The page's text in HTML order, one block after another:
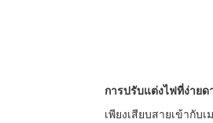
การปรับแต่งไฟที่ง่ายด
เพียงเสียบสายเข้ากับ